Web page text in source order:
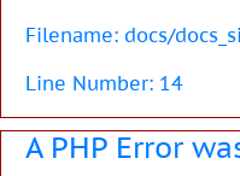
Filename: docs/
Line Number: 14
A PHP Error